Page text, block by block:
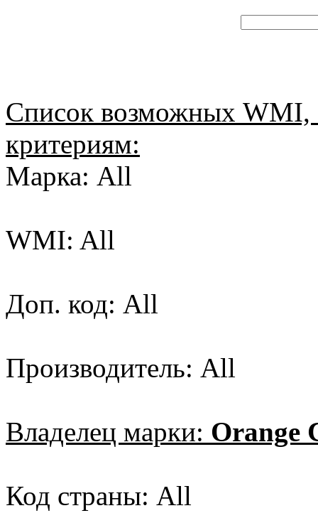
Список возможных
критериям:
Марка: All
WMI: All
Доп. код: All
Производитель: All
Владелец марки: Orange
Код страны: All